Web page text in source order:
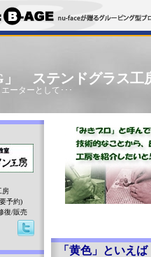
」 ステンドグラス工
ーターとして･･･
「黄色」といえば
房
予約)
復/販売